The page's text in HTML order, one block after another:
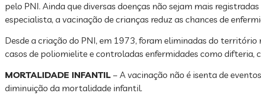
pelo PNI. Ainda que diversas doenças não sejam mais
especialista, a vacinação de crianças reduz as chances de
Desde a criação do PNI, em 1973, foram eliminadas do
casos de poliomielite e controladas enfermidades como difteria,
MORTALIDADE INFANTIL – A vacinação não é isenta de
diminuição da mortalidade infantil.